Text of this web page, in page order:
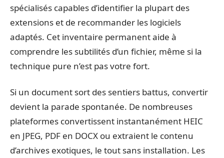
spécialisés capables d’identifier la plupart des
extensions et de recommander les logiciels
adaptés. Cet inventaire permanent aide à
comprendre les subtilités d’un fichier, même si la
technique pure n’est pas votre fort.
Si un document sort des sentiers battus, convertir
devient la parade spontanée. De nombreuses
plateformes convertissent instantanément HEIC
en JPEG, PDF en DOCX ou extraient le contenu
d’archives exotiques, le tout sans installation. Les